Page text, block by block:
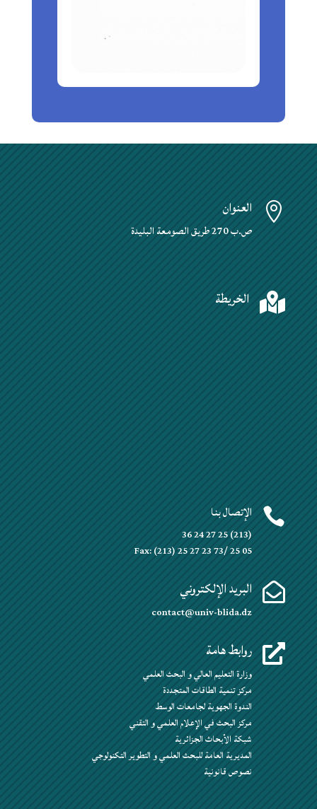
 العنوان
ص.ب 270 طريق الصومعة البليدة
 الخريطة
 الإتصال بنا
(213) 25 27 24 36
Fax: (213) 25 27 23 73/ 25 05
 البريد الإلكتروني
contact@univ-blida.dz
 روابط هامة
وزارة التعليم العالي و البحث العلمي
مركز تنمية الطاقات المتجددة
الندوة الجهوية لجامعات الوسط
مركز البحث في الإعلام العلمي و التقني
شبكة الأبحاث الجزائرية
المديرية العامة للبحث العلمي و التطوير التكنولوجي
نصوص قانونية